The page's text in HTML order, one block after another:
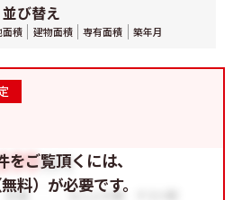
並び替え
面積 建物面積 専有面積 築年月
をご覧頂くには、
料）が必要です。